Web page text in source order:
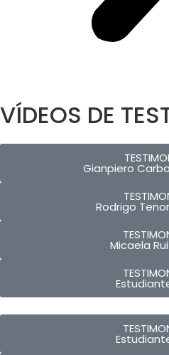
VÍDEOS DE
Gianpiero
Rodrigo
Micaela